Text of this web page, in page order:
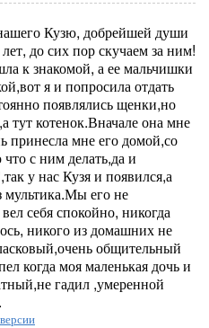
Кузю, добрейшей души
до сих пор скучаем за ним!
к знакомой, а ее мальчишки
я и попросила отдать
появлялись щенки,но
тут котенок.Вначале она мне
принесла мне его домой,со
с ним делать,да и
у нас Кузя и появился,а
мультика.Мы его не
себя спокойно, никогда
никого из домашних не
общительный
когда моя маленькая дочь и
гадил ,умеренной